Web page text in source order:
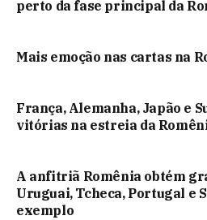
perto da fase principal da
Mais emoção nas cartas na
França, Alemanha, Japão e
vitórias na estreia da
A anfitriã Romênia obtém
Uruguai, Tcheca, Portugal e
exemplo